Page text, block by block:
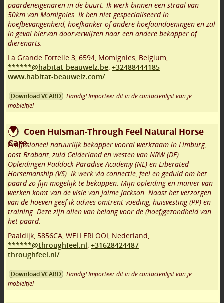
paardeneigenaren in de buurt. Ik werk binnen een straal van
50km van Momignies. Ik ben niet gespecialiseerd in
hoefbevangenheid, hoefkanker of andere hoefaandoeningen en zal
in geval hiervan doorverwijzen naar een andere bekapper of
dierenarts.
La Grande Fortelle 3, 6594, Momignies, Belgium,
******@habitat-beauwelz.be, +32488444185
www.habitat-beauwelz.com/
Download VCARD
Handig! Importeer dit in de contactenlijst van je
mobieltje!
Coen Huisman-Through Feel Natural Horse
Care
Proffesioneel natuurlijk bekapper vooral werkzaam in Limburg,
oost Brabant, zuid Gelderland en westen van NRW (DE).
Opleidingen Paddock Paradise Academy (NL) en Liberated
Horsemanship (VS). Ik werk via connectie, feel en geduld om het
paard zo fijn mogelijk te bekappen. Mijn opleiding en manier van
werken komt van de visie van Jaime Jackson. Naast het verzorgen
van de hoeven geef ik advies omtrent voeding, huisvesting (PP) en
training. Deze zijn allen van belang voor de (hoef)gezondheid van
het paard.
Paaldijk, 5856CA, WELLERLOOI, Nederland,
******@throughfeel.nl, +31628424487
throughfeel.nl/
Download VCARD
Handig! Importeer dit in de contactenlijst van je
mobieltje!